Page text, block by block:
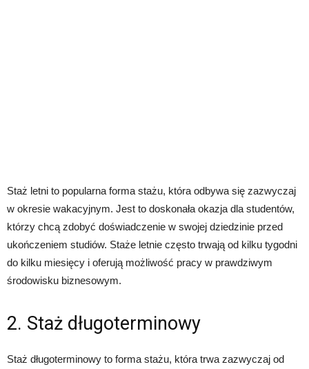
Staż letni to popularna forma stażu, która odbywa się zazwyczaj
w okresie wakacyjnym. Jest to doskonała okazja dla studentów,
którzy chcą zdobyć doświadczenie w swojej dziedzinie przed
ukończeniem studiów. Staże letnie często trwają od kilku tygodni
do kilku miesięcy i oferują możliwość pracy w prawdziwym
środowisku biznesowym.
2. Staż długoterminowy
Staż długoterminowy to forma stażu, która trwa zazwyczaj od